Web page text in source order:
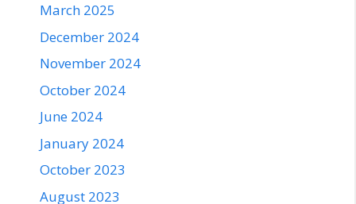
March 2025
December 2024
November 2024
October 2024
June 2024
January 2024
October 2023
August 2023